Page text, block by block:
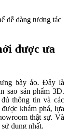
dễ dàng tương tác
được ưa
bày ảo. Đây là
sao sản phẩm 3D.
thông tin và các
khám phá, lựa
thật sự. Và
dụng nhất.